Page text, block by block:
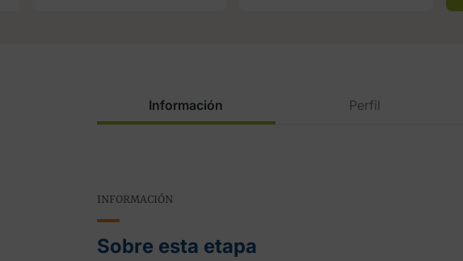
Información Perfil
INFORMACIÓN
Sobre esta etapa